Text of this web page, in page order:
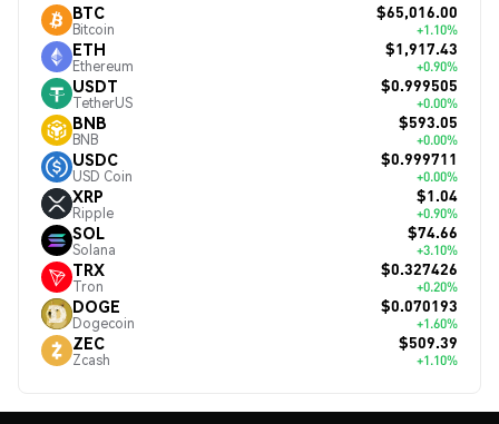
BTC
Bitcoin
$65,016.00
+1.10%
ETH
Ethereum
$1,917.43
+0.90%
USDT
TetherUS
$0.999505
+0.00%
BNB
BNB
$593.05
+0.00%
USDC
USD Coin
$0.999711
+0.00%
XRP
Ripple
$1.04
+0.90%
SOL
Solana
$74.66
+3.10%
TRX
Tron
$0.327426
+0.20%
DOGE
Dogecoin
$0.070193
+1.60%
ZEC
Zcash
$509.39
+1.10%